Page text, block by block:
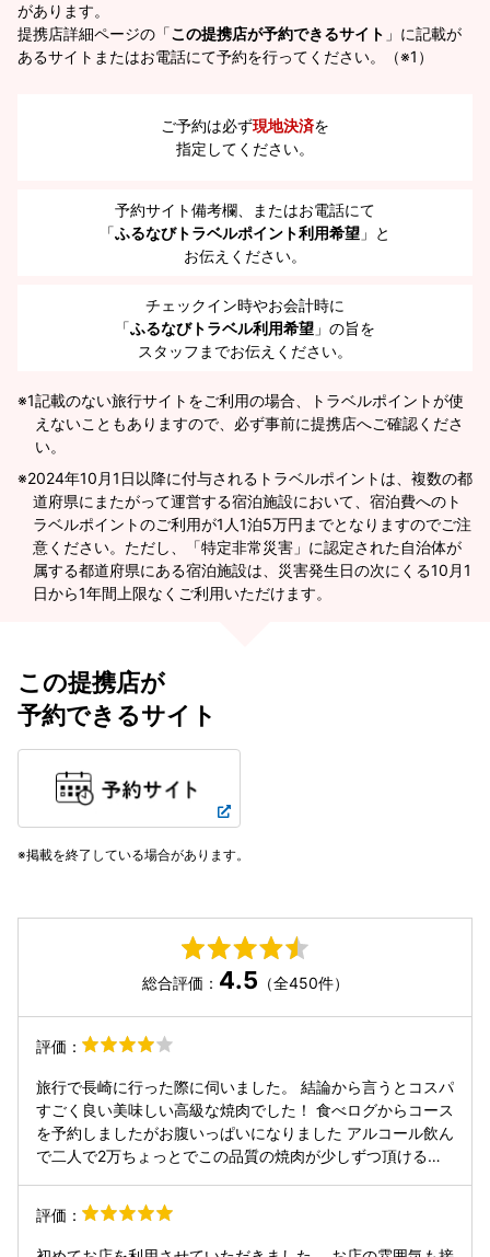
があります。
提携店詳細ページの「この提携店が予約できるサイト 」に記載が
あるサイトまたはお電話にて予約を行ってください。（※1）
ご予約は必ず現地決済を
指定してください。
予約サイト備考欄、またはお電話にて
「ふるなびトラベルポイント利用希望 」と
お伝えください。
チェックイン時やお会計時に
「ふるなびトラベル利用希望 」の旨を
スタッフまでお伝えください。
※1記載のない旅行サイトをご利用の場合、トラベルポイントが使
えないこともありますので、必ず事前に提携店へご確認くださ
い。
2024年10月1日以降に付与されるトラベルポイントは、複数の都
道府県にまたがって運営する宿泊施設において、宿泊費へのト
ラベルポイントのご利用が1人1泊5万円までとなりますのでご注
意ください。ただし、「特定非常災害」に認定された自治体が
属する都道府県にある宿泊施設は、災害発生日の次にくる10月1
日から1年間上限なくご利用いただけます。
この提携店が
予約できるサイト
掲載を終了している場合があります。
総合評価： 4.5 （全450件）
評価：
旅行で長崎に行った際に伺いました。 結論から言うとコスパ
すごく良い美味しい高級な焼肉でした！ 食べログからコース
を予約しましたがお腹いっぱいになりました アルコール飲ん
で二人で2万ちょっとでこの品質の焼肉が少しずつ頂けるの
成がつらかったので ミノやハツなんかの低脂質なホルモンや
赤身肉も食べたかったなという感想です
評価：